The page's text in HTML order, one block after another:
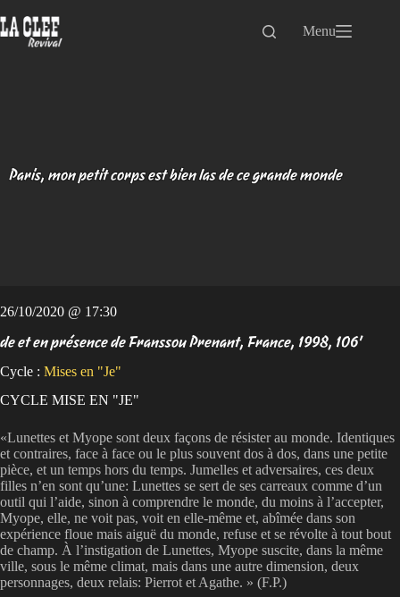
au
contenu
Menu
Paris, mon petit corps est bien las de ce grande monde
26/10/2020 @ 17:30
de et en présence de Franssou Prenant, France, 1998, 106'
Cycle : Mises en "Je"
CYCLE MISE EN "JE"
«Lunettes et Myope sont deux façons de résister au monde. Identiques
et contraires, face à face ou le plus souvent dos à dos, dans une petite
pièce, et un temps hors du temps. Jumelles et adversaires, ces deux
filles n’en sont qu’une: Lunettes se sert de ses carreaux comme d’un
outil qui l’aide, sinon à comprendre le monde, du moins à l’accepter,
Myope, elle, ne voit pas, voit en elle-même et, abîmée dans son
expérience floue mais aiguë du monde, refuse et se révolte à tout bout
de champ. À l’instigation de Lunettes, Myope suscite, dans la même
ville, sous le même climat, mais dans une autre dimension, deux
personnages, deux relais: Pierrot et Agathe. » (F.P.)